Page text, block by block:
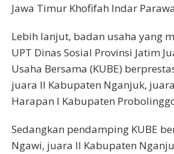
Jawa Timur Khofifah Indar
Lebih lanjut, badan usaha yang
UPT Dinas Sosial Provinsi Jatim
Usaha Bersama (KUBE)
juara II Kabupaten Nganjuk,
Harapan I Kabupaten
Sedangkan pendamping KUBE
Ngawi, juara II Kabupaten